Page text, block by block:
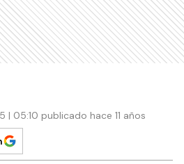
| 05:10 publicado hace 11 años